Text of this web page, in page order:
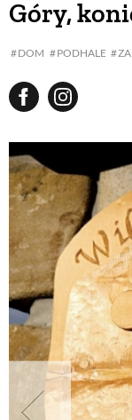
Góry,
DOM PODHALE